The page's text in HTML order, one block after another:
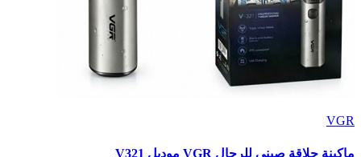
VGR
ماكينة حلاقة صيني للرجال VGR موديل V321